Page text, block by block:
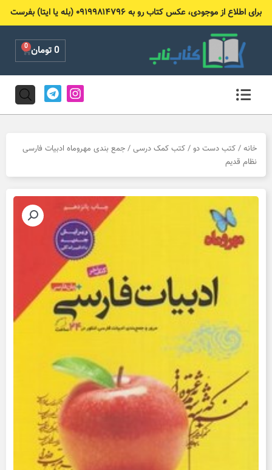
برای اطلاع از موجودی، عکس کتاب رو به ۰۹۱۹۹۸۱۴۷۹۶ (بله یا ایتا) بفرست
0تومان 0
Cart
I
n
s
g
a
T
e
l
r
m
خانه / کتب دست دو / کتب کمک درسی / جمع بندی مهروماه ادبیات فارسی
نظام قدیم